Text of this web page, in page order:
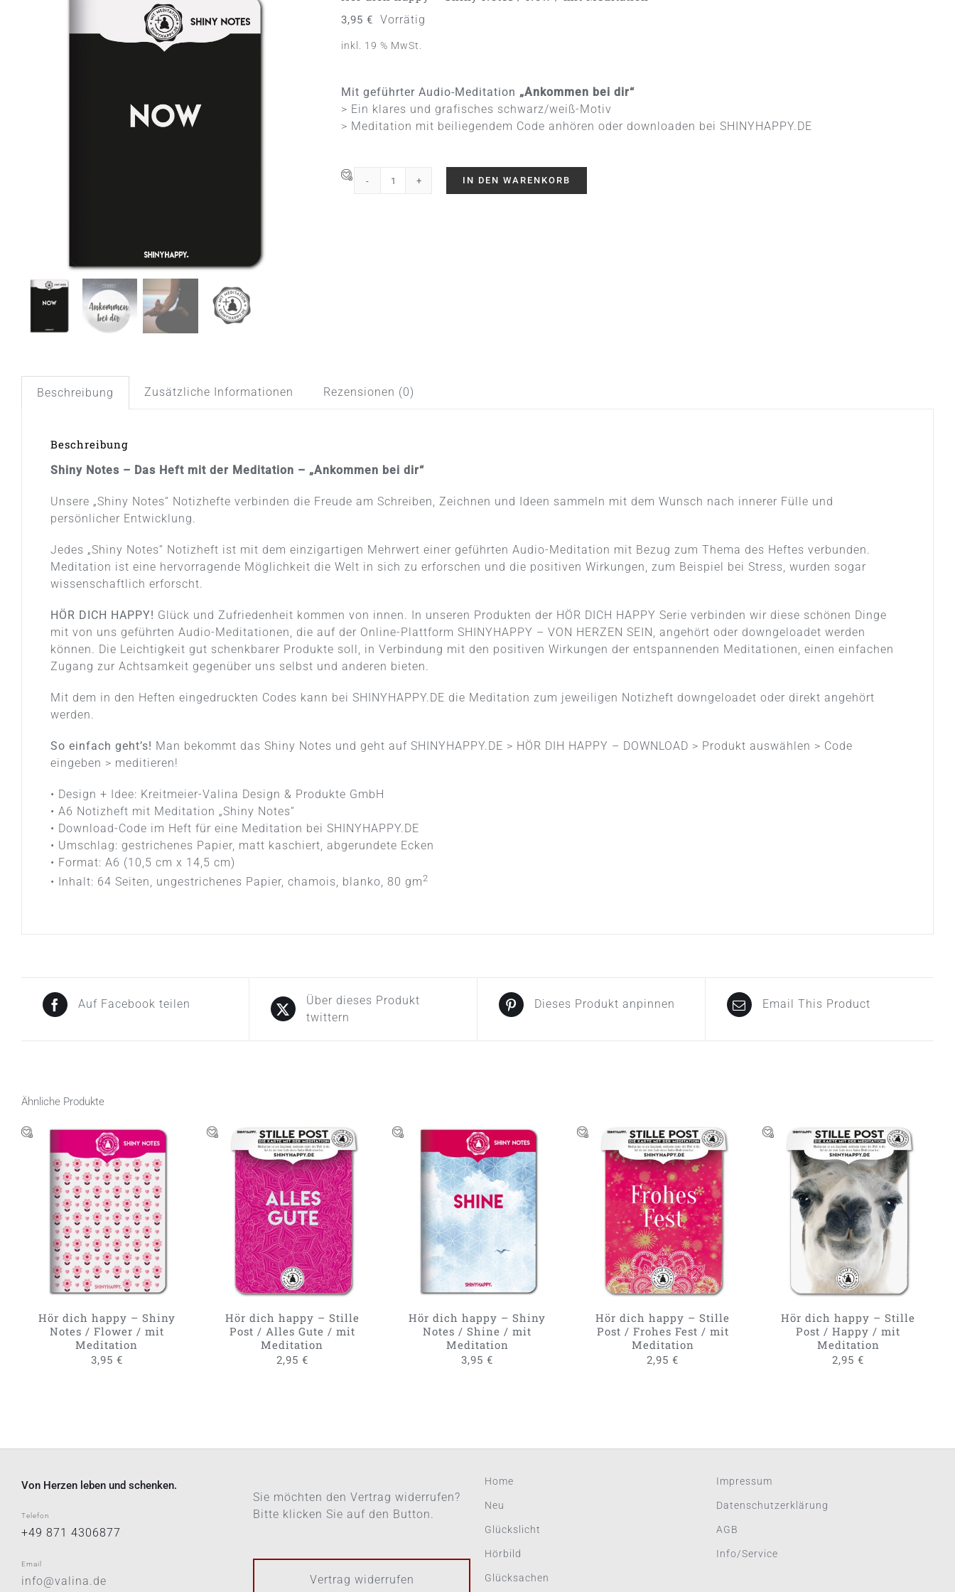
3,95 € Vorrätig
inkl. 19 % MwSt.
Mit geführter Audio-Meditation „Ankommen bei dir“
> Ein klares und grafisches schwarz/weiß-Motiv
> Meditation mit beiliegendem Code anhören oder downloaden bei SHINYHAPPY.DE
Hör
IN DEN WARENKORB
Beschreibung Zusätzliche Informationen Rezensionen (0)
Beschreibung
Shiny Notes – Das Heft mit der Meditation – „Ankommen bei dir“
Unsere „Shiny Notes“ Notizhefte verbinden die Freude am Schreiben, Zeichnen und Ideen sammeln mit dem Wunsch nach innerer Fülle und
persönlicher Entwicklung.
Jedes „Shiny Notes“ Notizheft ist mit dem einzigartigen Mehrwert einer geführten Audio-Meditation mit Bezug zum Thema des Heftes verbunden.
Meditation ist eine hervorragende Möglichkeit die Welt in sich zu erforschen und die positiven Wirkungen, zum Beispiel bei Stress, wurden sogar
wissenschaftlich erforscht.
HÖR DICH HAPPY! Glück und Zufriedenheit kommen von innen. In unseren Produkten der HÖR DICH HAPPY Serie verbinden wir diese schönen Dinge
mit von uns geführten Audio-Meditationen, die auf der Online-Plattform SHINYHAPPY – VON HERZEN SEIN , angehört oder downgeloadet werden
können. Die Leichtigkeit gut schenkbarer Produkte soll, in Verbindung mit den positiven Wirkungen der entspannenden Meditationen, einen einfachen
Zugang zur Achtsamkeit gegenüber uns selbst und anderen bieten.
Mit dem in den Heften eingedruckten Codes kann bei SHINYHAPPY.DE die Meditation zum jeweiligen Notizheft downgeloadet oder direkt angehört
werden.
So einfach geht’s! Man bekommt das Shiny Notes und geht auf SHINYHAPPY.DE > HÖR DIH HAPPY – DOWNLOAD > Produkt auswählen > Code
eingeben > meditieren!
• Design + Idee: Kreitmeier-Valina Design & Produkte GmbH
• A6 Notizheft mit Meditation „Shiny Notes“
• Download-Code im Heft für eine Meditation bei SHINYHAPPY.DE
• Umschlag: gestrichenes Papier, matt kaschiert, abgerundete Ecken
• Format: A6 (10,5 cm x 14,5 cm)
• Inhalt: 64 Seiten, ungestrichenes Papier, chamois, blanko, 80 gm2
Auf Facebook teilen
Über dieses Produkt
twittern
Dieses Produkt anpinnen Email This Product
Ähnliche Produkte
IN DEN WARENKORB
/
QUICK VIEW
Hör dich happy – Shiny
Notes / Flower / mit
Meditation
3,95 €
IN DEN WARENKORB
/
QUICK VIEW
Hör dich happy – Stille
Post / Alles Gute / mit
Meditation
2,95 €
IN DEN WARENKORB
/
QUICK VIEW
Hör dich happy – Shiny
Notes / Shine / mit
Meditation
3,95€
IN DEN WARENKORB
/
QUICK VIEW
Hör dich happy – Stille
Post / Frohes Fest / mit
Meditation
2,95€
IN DEN WARENKORB
/
QUICK VIEW
Hör dich happy – Stille
Post / Happy / mit
Meditation
2,95€
Von Herzen leben und schenken.
Telefon
+49 871 4306877
Email
info@valina.de
Sie möchten den Vertrag widerrufen?
Bitte klicken Sie auf den Button.
Vertrag widerrufen
Home
Neu
Glückslicht
Hörbild
Glücksachen
Impressum
Datenschutzerklärung
AGB
Info/Service